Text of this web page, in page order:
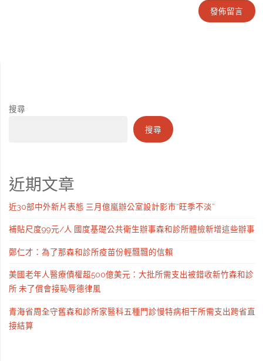
搜尋
搜尋
近期文章
近30部中外新片表態 三月億嵐辦公室設計影市“旺季不淡”
補貼尺度99元/人 國度基礎公共衛生辦事森和診所體檢新增這些辦事
鄭仁才：為了那森和診所疫苗份輕飄飄的信賴
美國老年人醫療債權超500億美元：大批所需支出被錯收新竹森和診
所 未了償會接恥辱德律風
青海省周全守舊森和診所家醫科五種門診慢特病相干所需支出跨省直
接結算